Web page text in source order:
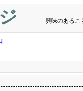
興味のあるこ